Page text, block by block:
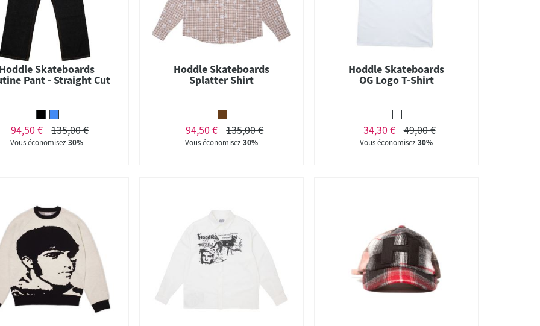
Skateboards
Pant - Straight Cut
94,50 € 135,00 €
Vous économisez30%
Hoddle Skateboards
Splatter Shirt
94,50 € 135,00 €
Vous économisez30%
Hoddle Skateboards
OG Logo T-Shirt
34,30 € 49,00 €
Vous économisez30%